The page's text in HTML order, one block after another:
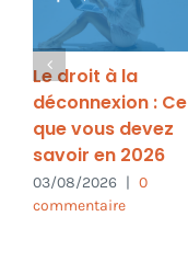
Le droit à la
déconnexion : Ce
que vous devez
savoir en 2026
03/08/2026 | 0
commentaire